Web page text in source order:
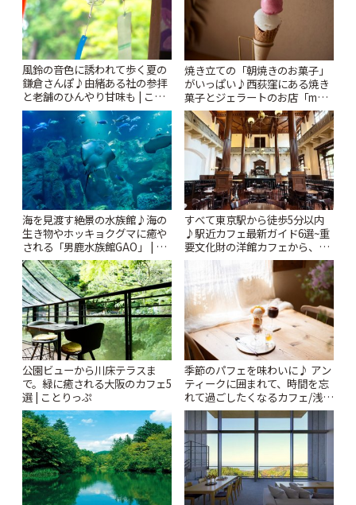
風鈴の音色に誘われて歩く夏の
鎌倉さんぽ♪由緒ある社の参拝
と老舗のひんやり甘味も | こと
りっぷ
焼き立ての「朝焼きのお菓子」
がいっぱい♪西荻窪にある焼き
菓子とジェラートのお店「mUni
(ムニ)」 | ことりっぷ
海を見渡す絶景の水族館♪海の
生き物やホッキョクグマに癒や
される「男鹿水族館GAO」 | こ
とりっぷ
すべて東京駅から徒歩5分以内
♪駅近カフェ最新ガイド6選~重
要文化財の洋館カフェから、改
札すぐのレトロ喫茶まで~ | こと
公園ビューから川床テラスま
で。緑に癒される大阪のカフェ5
選 | ことりっぷ
季節のパフェを味わいに♪ アン
ティークに囲まれて、時間を忘
れて過ごしたくなるカフェ/浅草
「annorum cafe」 | ことりっぷ